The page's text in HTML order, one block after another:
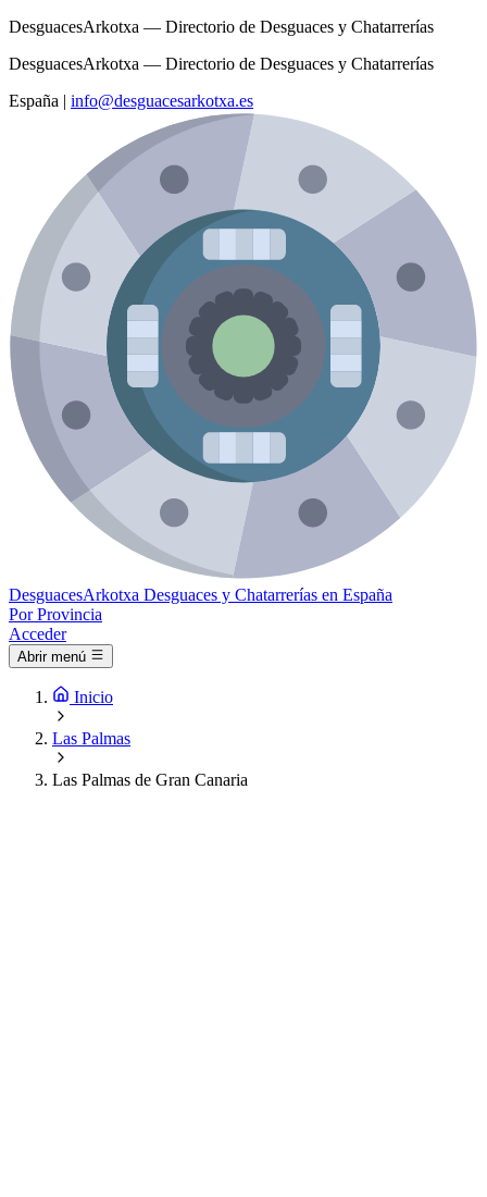
DesguacesArkotxa — Directorio de Desguaces y Chatarrerías
DesguacesArkotxa — Directorio de Desguaces y Chatarrerías
España | info@desguacesarkotxa.es
DesguacesArkotxa Desguaces y Chatarrerías en España
Por Provincia
Acceder
Abrir menú
Inicio
Las Palmas
Las Palmas de Gran Canaria